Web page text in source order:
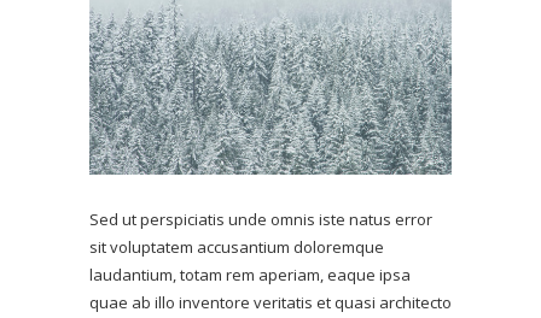
Sed ut perspiciatis unde omnis iste natus error
sit voluptatem accusantium doloremque
laudantium, totam rem aperiam, eaque ipsa
quae ab illo inventore veritatis et quasi architecto